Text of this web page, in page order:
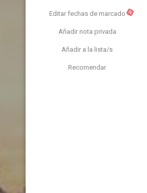
Editar fechas de marcado N
Añadir nota privada
Añadir a la lista/s
Recomendar